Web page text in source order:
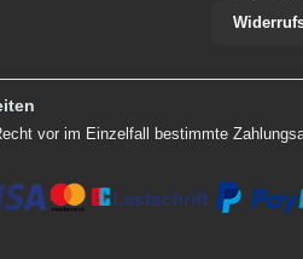
vor im Einzelfall bestimmte